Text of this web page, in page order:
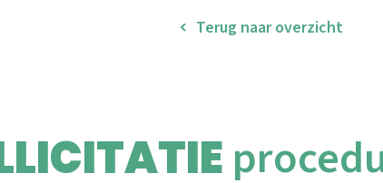
Terug naar overzicht